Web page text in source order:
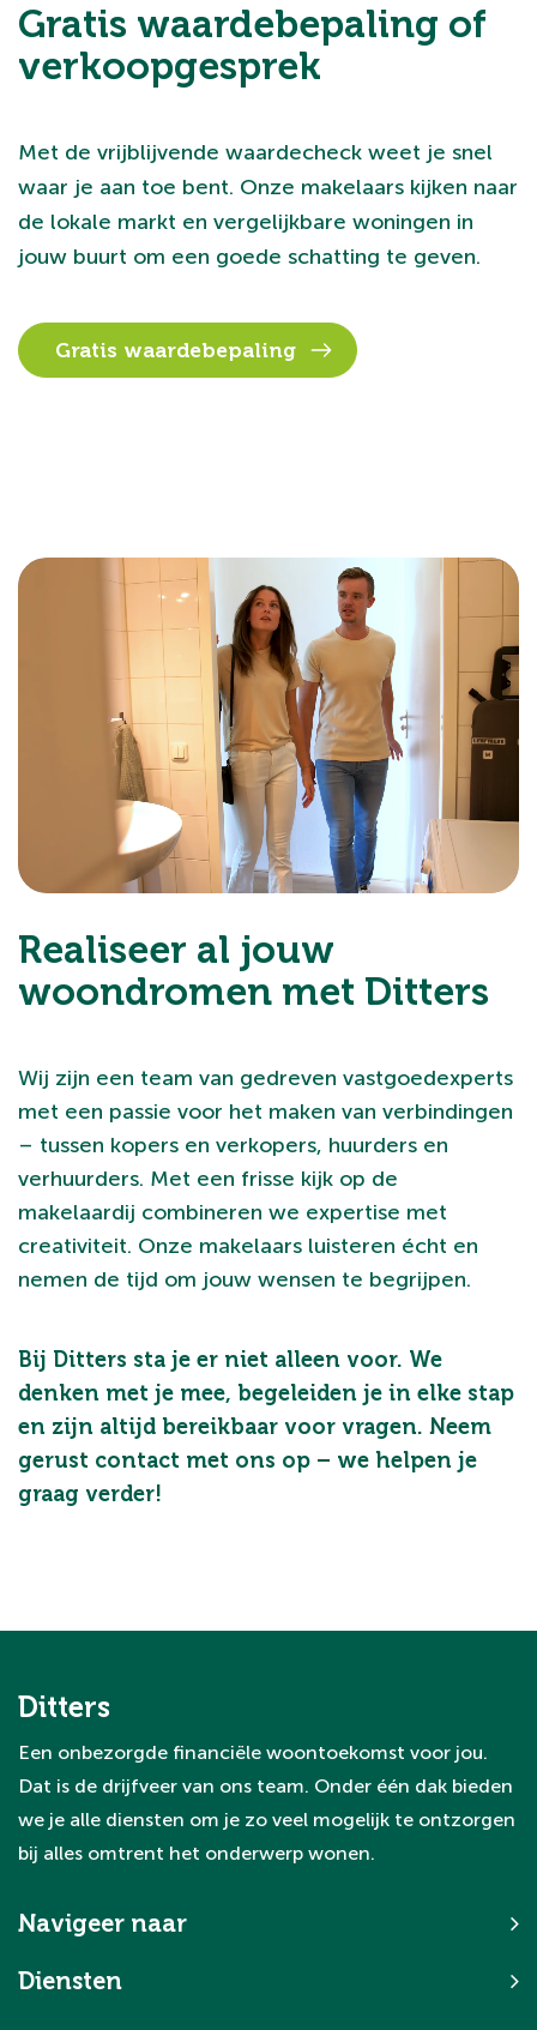
Gratis waardebepaling of
verkoopgesprek
Met de vrijblijvende waardecheck weet je snel
waar je aan toe bent. Onze makelaars kijken naar
de lokale markt en vergelijkbare woningen in
jouw buurt om een goede schatting te geven.
Gratis waardebepaling
Realiseer al jouw
woondromen met Ditters
Wij zijn een team van gedreven vastgoedexperts
met een passie voor het maken van verbindingen
– tussen kopers en verkopers, huurders en
verhuurders. Met een frisse kijk op de
makelaardij combineren we expertise met
creativiteit. Onze makelaars luisteren écht en
nemen de tijd om jouw wensen te begrijpen.
Bij Ditters sta je er niet alleen voor. We
denken met je mee, begeleiden je in elke stap
en zijn altijd bereikbaar voor vragen. Neem
gerust contact met ons op – we helpen je
graag verder!
Ditters
Een onbezorgde financiële woontoekomst voor jou.
Dat is de drijfveer van ons team. Onder één dak bieden
we je alle diensten om je zo veel mogelijk te ontzorgen
bij alles omtrent het onderwerp wonen.
Navigeer naar
Diensten